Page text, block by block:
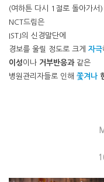
(여하튼 다시 1절로 돌아가서)
NCT드림은
ISTJ의 신경말단에
경보를 울릴 정도로 크게
자극
이성이나 거부반응과같은
병원관리자들로 인해 쫓겨나